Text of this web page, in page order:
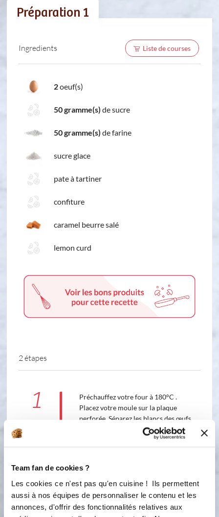
Team fan de cookies ?
Les cookies ce n'est pas qu'en cuisine ! Ils permettent
aussi à nos équipes de personnaliser le contenu et les
annonces, d'offrir des fonctionnalités relatives aux
Préparation 1
Ingredients Liste de courses
2oeuf(s)
50 gramme(s) de sucre
50 gramme(s) de farine
sucre glace
pate à tartiner
confiture
caramel beurre salé
lemon curd
2 étapes
1
Préchauffez votre four à 180°C .
Placez votre moule sur la plaque
perforée. Séparez les blancs des œufs.
Battez au fouet les jaunes d'œufs avec
la moitié du sucre semoule jusqu'à ce
25 g de sucre restants. Incorporez
délicatement 1/4 des blancs au
mélange avec une spatule. Ajoutez la
farine tamisée puis le reste des